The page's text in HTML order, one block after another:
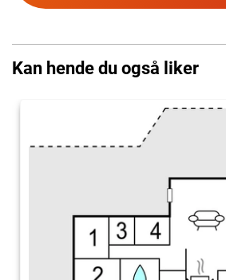
Kan hende du også liker